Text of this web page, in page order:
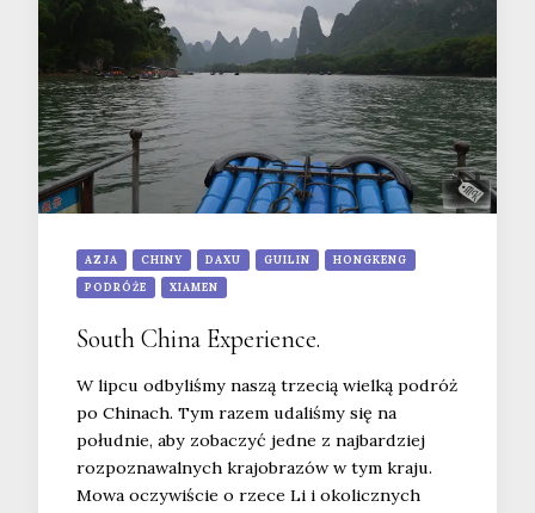
AZJA CHINY DAXU GUILIN HONGKENG
PODRÓŻE XIAMEN
South China Experience.
W lipcu odbyliśmy naszą trzecią wielką podróż
po Chinach. Tym razem udaliśmy się na
południe, aby zobaczyć jedne z najbardziej
rozpoznawalnych krajobrazów w tym kraju.
Mowa oczywiście o rzece Li i okolicznych